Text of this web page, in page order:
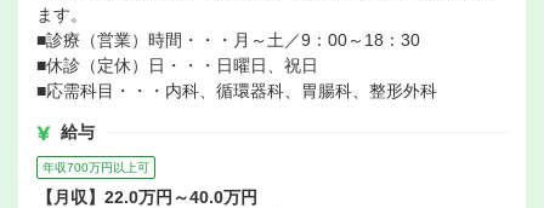
ます。
■診療（営業）時間・・・月～土／9：00～18：30
■休診（定休）日・・・日曜日、祝日
■応需科目・・・内科、循環器科、胃腸科、整形外科
給与
年収700万円以上可
【月収】22.0万円～40.0万円